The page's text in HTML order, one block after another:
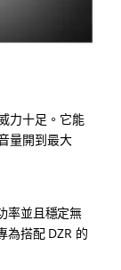
力十足。它能
量開到最大
率並且穩定無
為搭配 DZR 的